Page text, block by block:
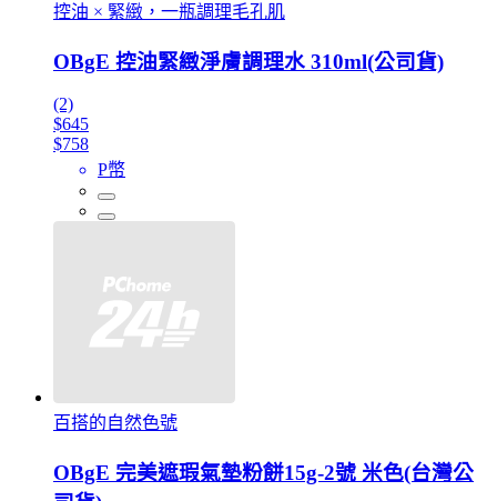
控油 × 緊緻，一瓶調理毛孔肌
OBgE 控油緊緻淨膚調理水 310ml(公司貨)
(2)
$645
$758
P幣
百搭的自然色號
OBgE 完美遮瑕氣墊粉餅15g-2號 米色(台灣公